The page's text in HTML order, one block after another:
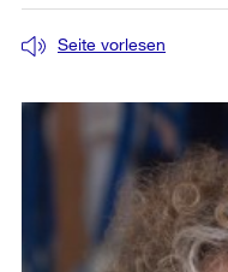
Seite vorlesen